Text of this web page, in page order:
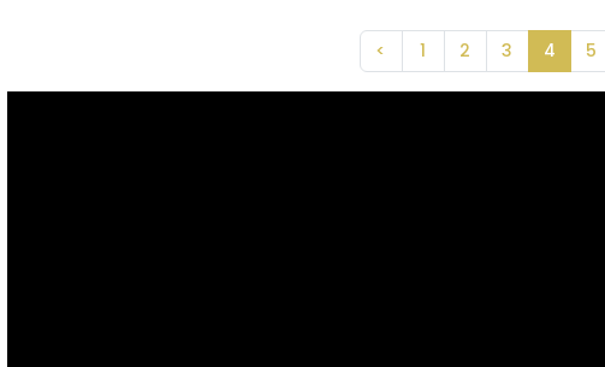
< 1 2 3 4 5